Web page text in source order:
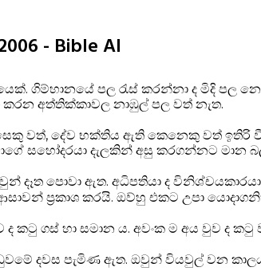
- Bible AI
ගිම්හානයේ පල රැස් කරන්නා ද මිදි පල
අත්තික්කාවල නාඹුල් පල වත් නැත.
වත්, දේව භක්තිය ඇති කෙනෙකු වත් ඉතිරි වී
සහෝදරයා දැලකින් අසු කරගන්නට මාන
දෑත පොවා ඇත. අධිපතියා ද
ප්‍රකාශ කරයි. ඔව්හු එකට උපා
කටු ගස් හා සමාන ය. අවංක ම අය වුව ද කටු
දවස පැමිණ ඇත. ඔවුන් වියවුල් වන